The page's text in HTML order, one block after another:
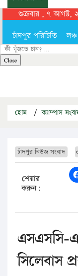
শুক্রবার , ৭ আগস্ট,
চাঁদপুর পরিচিতি
Close
হোম / ক্যাম্পাস
চাঁদপুর নিউজ সংবাদ
শেয়ার
করুন:
এসএসসি-
সিলেবাস